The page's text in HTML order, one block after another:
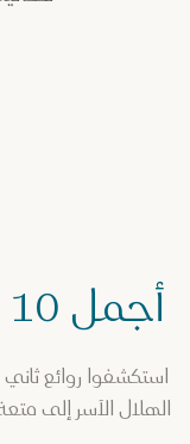
أجمل ١٠ تجارب في لوسيل
استكشفوا روائع
الهلال الآسر إلى